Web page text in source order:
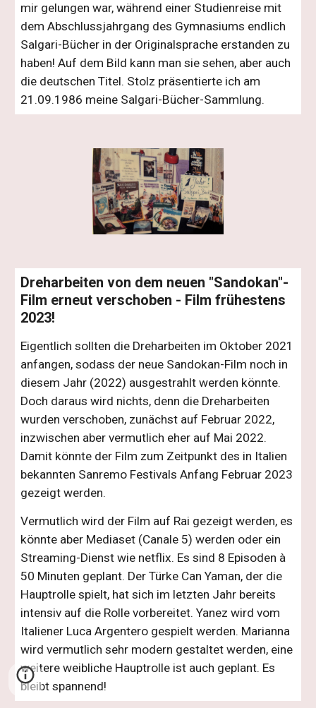
mir gelungen war, während einer Studienreise mit
dem Abschlussjahrgang des Gymnasiums endlich
Salgari-Bücher in der Originalsprache erstanden zu
haben! Auf dem Bild kann man sie sehen, aber auch
die deutschen Titel. Stolz präsentierte ich am
21.09.1986 meine Salgari-Bücher-Sammlung.
Dreharbeiten von dem neuen "Sandokan"-
Film erneut verschoben - Film frühestens
2023!
Eigentlich sollten die Dreharbeiten im Oktober 2021
anfangen, sodass der neue Sandokan-Film noch in
diesem Jahr (2022) ausgestrahlt werden könnte.
Doch daraus wird nichts, denn die Dreharbeiten
wurden verschoben, zunächst auf Februar 2022,
inzwischen aber vermutlich eher auf Mai 2022.
Damit könnte der Film zum Zeitpunkt des in Italien
bekannten Sanremo Festivals Anfang Februar 2023
gezeigt werden.
Vermutlich wird der Film auf Rai gezeigt werden, es
könnte aber Mediaset (Canale 5) werden oder ein
Streaming-Dienst wie netflix. Es sind 8 Episoden à
50 Minuten geplant. Der Türke Can Yaman, der die
Hauptrolle spielt, hat sich im letzten Jahr bereits
intensiv auf die Rolle vorbereitet. Yanez wird vom
Italiener Luca Argentero gespielt werden. Marianna
wird vermutlich sehr modern gestaltet werden, eine
weitere weibliche Hauptrolle ist auch geplant. Es
bleibt spannend!